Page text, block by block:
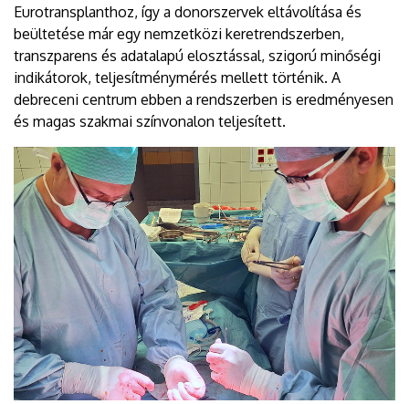
Eurotransplanthoz, így a donorszervek eltávolítása és
beültetése már egy nemzetközi keretrendszerben,
transzparens és adatalapú elosztással, szigorú minőségi
indikátorok, teljesítménymérés mellett történik. A
debreceni centrum ebben a rendszerben is eredményesen
és magas szakmai színvonalon teljesített.